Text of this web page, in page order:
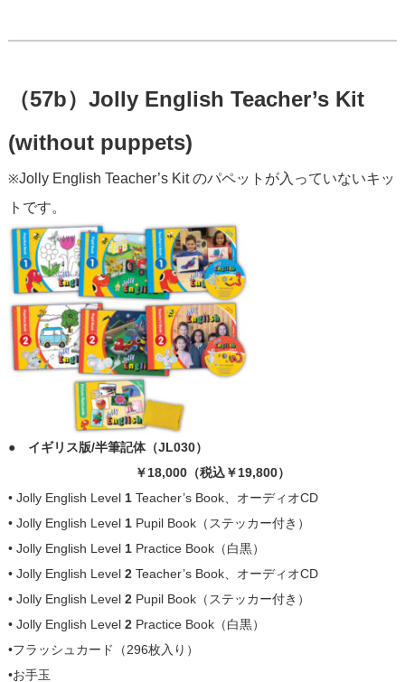
（57b）Jolly English Teacher’s Kit
(without puppets)
※Jolly English Teacher’s Kit のパペットが入っていないキッ
トです。
● イギリス版/半筆記体（JL030）
￥18,000（税込￥19,800）
• Jolly English Level 1Teacher’s Book、オーディオCD
• Jolly English Level 1Pupil Book（ステッカー付き）
• Jolly English Level 1Practice Book（白黒）
• Jolly English Level 2Teacher’s Book、オーディオCD
• Jolly English Level 2Pupil Book（ステッカー付き）
• Jolly English Level 2Practice Book（白黒）
•フラッシュカード（296枚入り）
•お手玉